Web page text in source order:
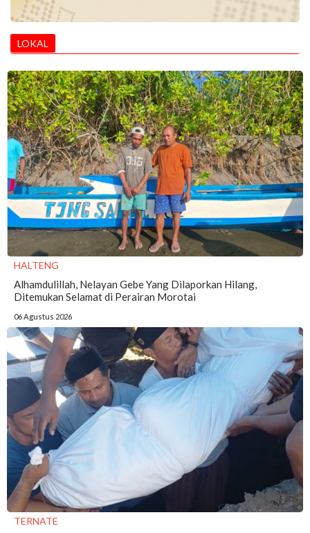
LOKAL
HALTENG
Alhamdulillah, Nelayan Gebe Yang Dilaporkan Hilang,
Ditemukan Selamat di Perairan Morotai
06 Agustus 2026
TERNATE